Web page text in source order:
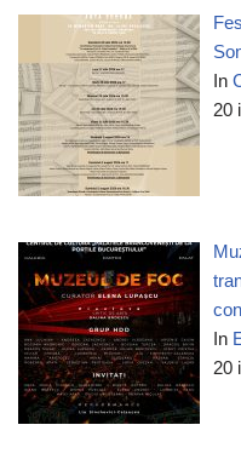
In
20
In
20